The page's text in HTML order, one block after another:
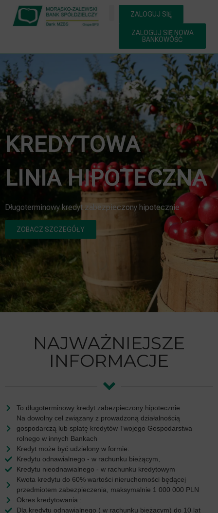
ZALOGUJ SIĘ
ZALOGUJ SIĘ NOWA
BANKOWOŚĆ
KREDYTOWA
LINIA HIPOTECZNA
Długoterminowy kredyt zabezpieczony hipotecznie
ZOBACZ SZCZEGÓŁY
NAJWAŻNIEJSZE
INFORMACJE
To długoterminowy kredyt zabezpieczony hipotecznie
Na dowolny cel związany z prowadzoną działalnością
gospodarczą lub spłatę kredytów Twojego Gospodarstwa
rolnego w innych Bankach
Kredyt może być udzielony w formie:
Kredytu odnawialnego - w rachunku bieżącym,
Kredytu nieodnawialnego - w rachunku kredytowym
Kwota kredytu do 60% wartości nieruchomości będącej
przedmiotem zabezpieczenia, maksymalnie 1 000 000 PLN
Okres kredytowania :
Dla kredytu odnawialnego ( w rachunku bieżącym) do 10 lat